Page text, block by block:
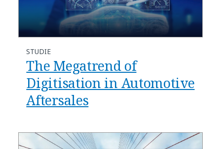
STUDIE
The Megatrend of
Digitisation in Automotive
Aftersales